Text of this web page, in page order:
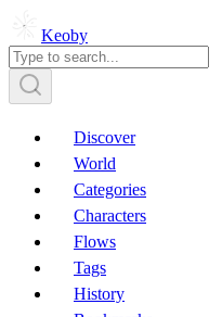
Keoby
Discover
World
Categories
Characters
Flows
Tags
History